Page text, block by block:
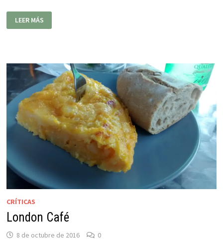
TERRAPIZZA
LEER MÁS
CRÍTICAS
London Café
8 de octubre de 2016 0